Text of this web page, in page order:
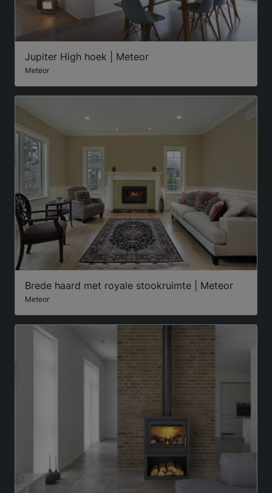
Jupiter High hoek | Meteor
Meteor
Brede haard met royale stookruimte | Meteor
Meteor